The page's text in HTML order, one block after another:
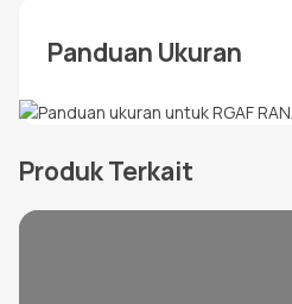
Panduan Ukuran
Produk Terkait